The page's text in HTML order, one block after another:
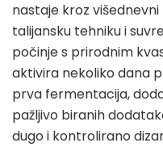
nastaje kroz
talijansku tehniku i
počinje s prirodnim
aktivira nekoliko dana
prva fermentacija,
pažljivo biranih
dugo i kontrolirano